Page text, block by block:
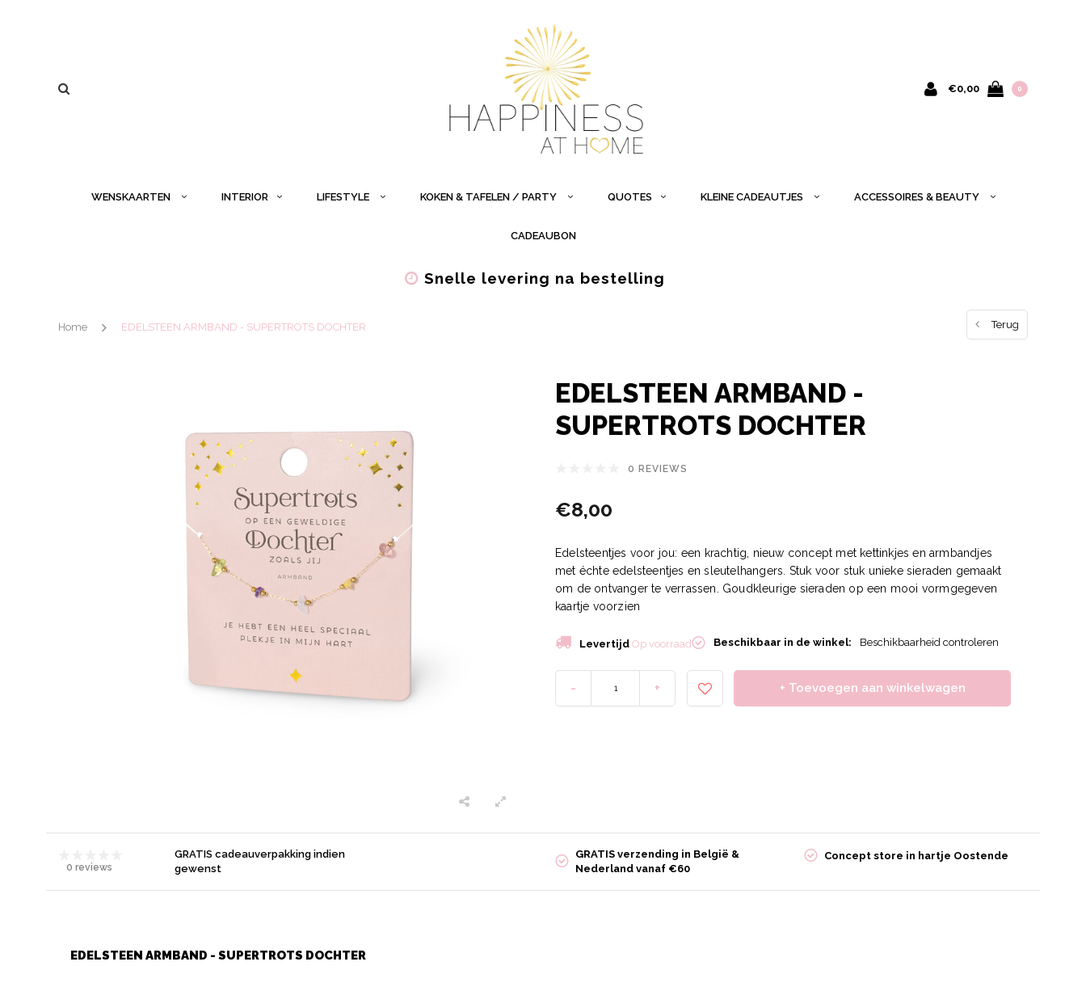
€0,00 0
WENSKAARTEN INTERIOR LIFESTYLE KOKEN & TAFELEN / PARTY QUOTES KLEINE CADEAUTJES ACCESSOIRES & BEAUTY
CADEAUBON
Snelle levering na bestelling
Home EDELSTEEN ARMBAND - SUPERTROTS DOCHTER Terug
EDELSTEEN ARMBAND -
SUPERTROTS DOCHTER
0 REVIEWS
€8,00
Edelsteentjes voor jou: een krachtig, nieuw concept met kettinkjes en armbandjes
met échte edelsteentjes en sleutelhangers. Stuk voor stuk unieke sieraden gemaakt
om de ontvanger te verrassen. Goudkleurige sieraden op een mooi vormgegeven
kaartje voorzien
Levertijd Op voorraad Beschikbaar in de winkel: Beschikbaarheid controleren
- + + Toevoegen aan winkelwagen
0 reviews
GRATIS cadeauverpakking indien
gewenst
GRATIS verzending in België &
Nederland vanaf €60
Concept store in hartje Oostende
EDELSTEEN ARMBAND - SUPERTROTS DOCHTER